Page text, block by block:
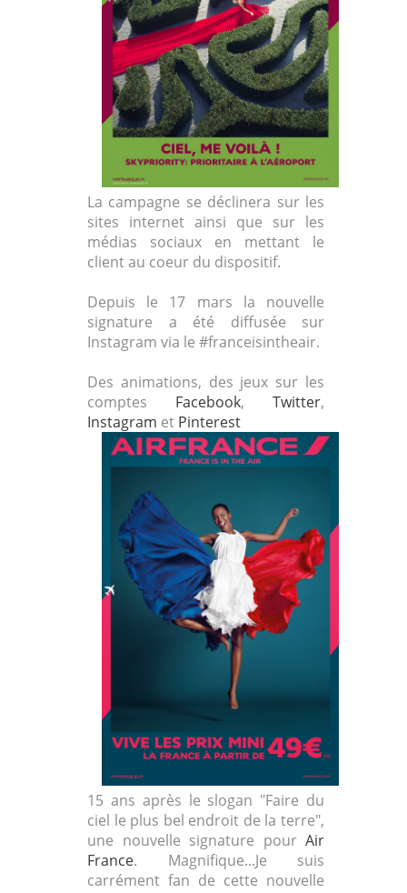
La campagne se déclinera sur les
sites internet ainsi que sur les
médias sociaux en mettant le
client au coeur du dispositif.
Depuis le 17 mars la nouvelle
signature a été diffusée sur
Instagram via le #franceisintheair.
Des animations, des jeux sur les
comptes Facebook, Twitter,
Instagram et Pinterest
15 ans après le slogan "Faire du
ciel le plus bel endroit de la terre",
une nouvelle signature pour Air
France. Magnifique...Je suis
carrément fan de cette nouvelle